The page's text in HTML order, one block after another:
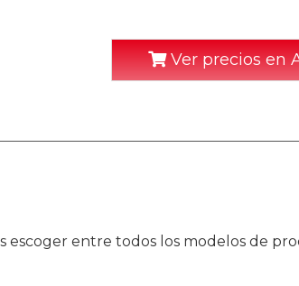
Ver precios en
escoger entre todos los modelos de